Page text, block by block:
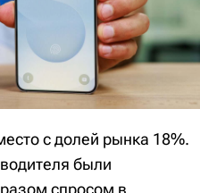
с долей рынка 18%.
были
спросом в